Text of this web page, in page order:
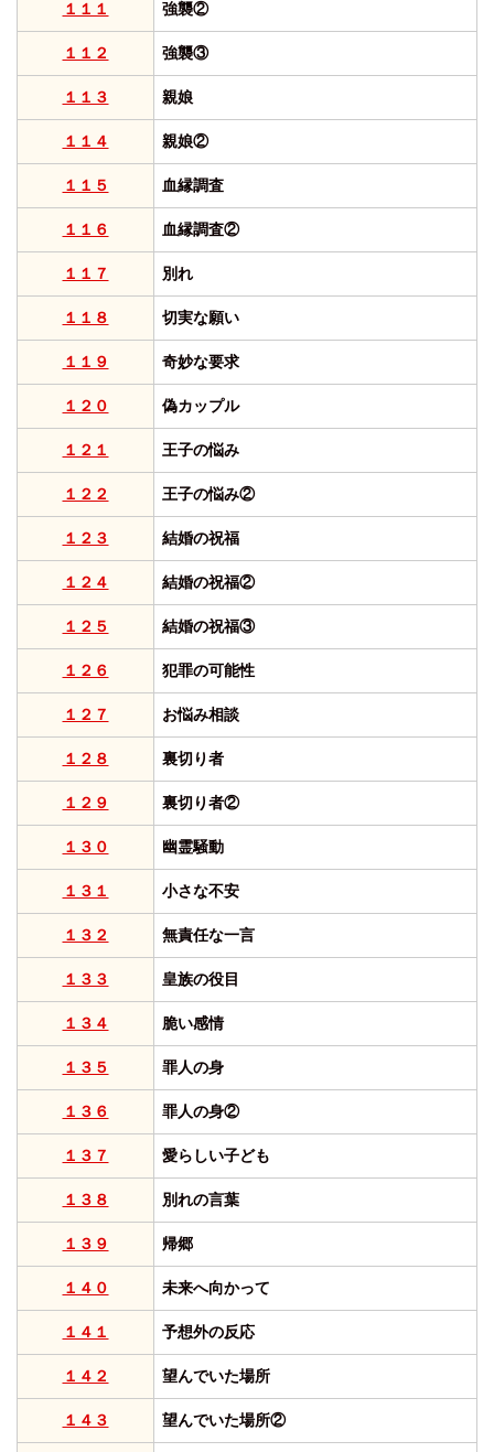
１１１ 強襲②
１１２ 強襲③
１１３ 親娘
１１４ 親娘②
１１５ 血縁調査
１１６ 血縁調査②
１１７ 別れ
１１８ 切実な願い
１１９ 奇妙な要求
１２０ 偽カップル
１２１ 王子の悩み
１２２ 王子の悩み②
１２３ 結婚の祝福
１２４ 結婚の祝福②
１２５ 結婚の祝福③
１２６ 犯罪の可能性
１２７ お悩み相談
１２８ 裏切り者
１２９ 裏切り者②
１３０ 幽霊騒動
１３１ 小さな不安
１３２ 無責任な一言
１３３ 皇族の役目
１３４ 脆い感情
１３５ 罪人の身
１３６ 罪人の身②
１３７ 愛らしい子ども
１３８ 別れの言葉
１３９ 帰郷
１４０ 未来へ向かって
１４１ 予想外の反応
１４２ 望んでいた場所
１４３ 望んでいた場所②